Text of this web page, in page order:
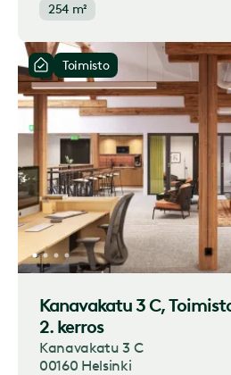
254 m²
Toimisto
Kanavakatu 3 C,
2. kerros
Kanavakatu 3 C
00160 Helsinki